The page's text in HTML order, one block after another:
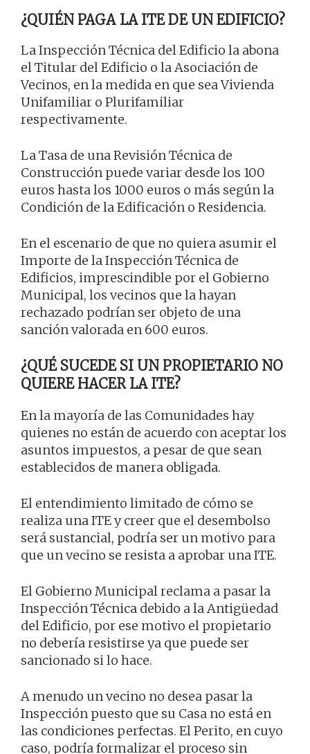
¿QUIÉN PAGA LA ITE DE UN EDIFICIO?
La Inspección Técnica del Edificio la abona
el Titular del Edificio o la Asociación de
Vecinos, en la medida en que sea Vivienda
Unifamiliar o Plurifamiliar
respectivamente.
La Tasa de una Revisión Técnica de
Construcción puede variar desde los 100
euros hasta los 1000 euros o más según la
Condición de la Edificación o Residencia.
En el escenario de que no quiera asumir el
Importe de la Inspección Técnica de
Edificios, imprescindible por el Gobierno
Municipal, los vecinos que la hayan
rechazado podrían ser objeto de una
sanción valorada en 600 euros.
¿QUÉ SUCEDE SI UN PROPIETARIO NO
QUIERE HACER LA ITE?
En la mayoría de las Comunidades hay
quienes no están de acuerdo con aceptar los
asuntos impuestos, a pesar de que sean
establecidos de manera obligada.
El entendimiento limitado de cómo se
realiza una ITE y creer que el desembolso
será sustancial, podría ser un motivo para
que un vecino se resista a aprobar una ITE.
El Gobierno Municipal reclama a pasar la
Inspección Técnica debido a la Antigüedad
del Edificio, por ese motivo el propietario
no debería resistirse ya que puede ser
sancionado si lo hace.
A menudo un vecino no desea pasar la
Inspección puesto que su Casa no está en
las condiciones perfectas. El Perito, en cuyo
caso, podría formalizar el proceso sin